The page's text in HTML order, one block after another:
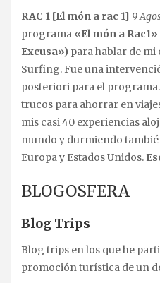
RAC 1 [El món a rac 1] 9
programa «El món a
Excusa») para hablar de
Surfing. Fue una
posteriori para el
trucos para ahorrar en
mis casi 40 experiencias
mundo y durmiendo
Europa y Estados Unidos.
BLOGOSFERA
Blog Trips
Blog trips en los que he
promoción turística de un